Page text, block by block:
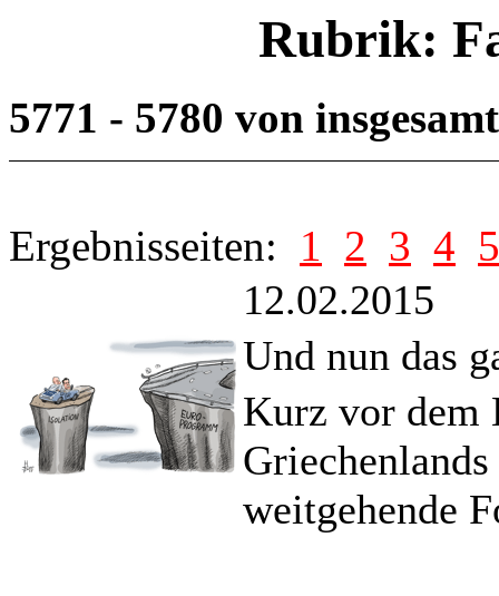
Rubrik:
5771 - 5780 von
Ergebnisseiten: 1 2 3 4 5
12.02.2015
Und nun das
Kurz vor dem
weitgehende